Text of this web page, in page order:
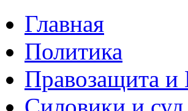
Главная
Политика
Правозащита